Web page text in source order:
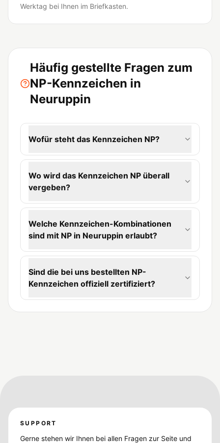
Werktag bei Ihnen im Briefkasten.
Häufig gestellte Fragen zum
NP-Kennzeichen in
Neuruppin
Wofür steht das Kennzeichen NP?
Wo wird das Kennzeichen NP überall
vergeben?
Welche Kennzeichen-Kombinationen
sind mit NP in Neuruppin erlaubt?
Sind die bei uns bestellten NP-
Kennzeichen offiziell zertifiziert?
SUPPORT
Gerne stehen wir Ihnen bei allen Fragen zur Seite und